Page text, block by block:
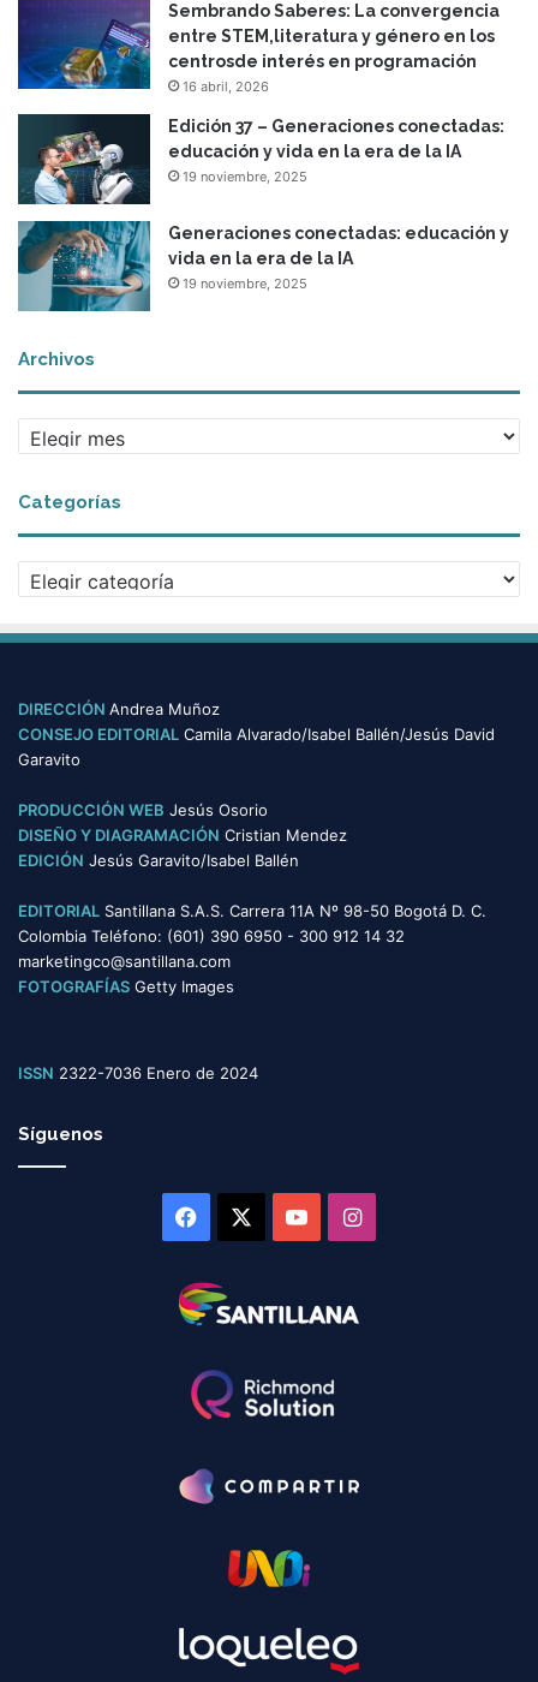
Sembrando Saberes: La convergencia
entre STEM,literatura y género en los
centrosde interés en programación
16 abril, 2026
Edición 37 – Generaciones conectadas:
educación y vida en la era de la IA
19 noviembre, 2025
Generaciones conectadas: educación y
vida en la era de la IA
19 noviembre, 2025
Archivos
r
h
i
v
Categorías
a
e
o
r
í
s
DIRECCIÓN Andrea Muñoz
CONSEJO EDITORIAL Camila Alvarado/Isabel Ballén/Jesús David
Garavito
PRODUCCIÓN WEB Jesús Osorio
DISEÑO Y DIAGRAMACIÓN Cristian Mendez
EDICIÓN Jesús Garavito/Isabel Ballén
EDITORIAL Santillana S.A.S. Carrera 11A Nº 98-50 Bogotá D. C.
Colombia Teléfono: (601) 390 6950 - 300 912 14 32
marketingco@santillana.com
FOTOGRAFÍAS Getty Images
ISSN 2322-7036 Enero de 2024
Síguenos
Facebook YouTubeInstagram